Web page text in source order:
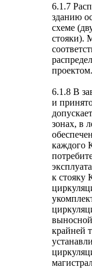
6.1.7
зданию
схеме
стояки).
проектом.
6.1.8 В
и
зонах, в
каждого
к стояку
крайней